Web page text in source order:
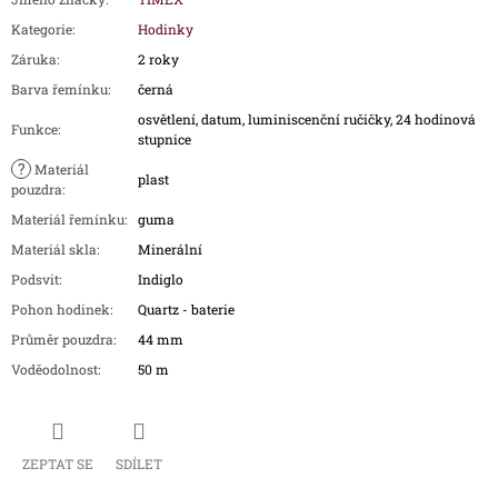
Kategorie:
Hodinky
Záruka:
2 roky
Barva řemínku: černá
Funkce:
osvětlení, datum, luminiscenční ručičky, 24 hodinová
stupnice
? Materiál
pouzdra:
plast
Materiál řemínku:
guma
Materiál skla:
Minerální
Podsvit:
Indiglo
Pohon hodinek:
Quartz - baterie
Průměr pouzdra:
44 mm
Voděodolnost: 50 m
ZEPTAT SE SDÍLET